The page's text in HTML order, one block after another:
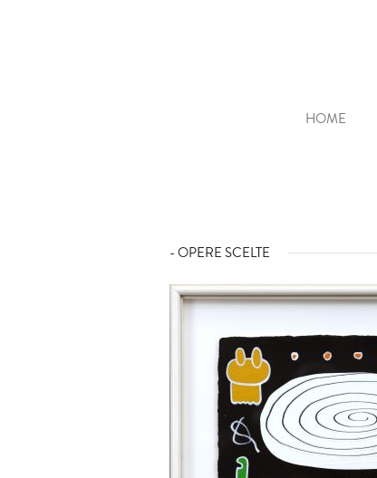
HOME
- OPERE SCELTE